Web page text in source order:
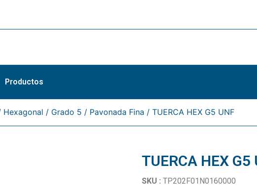
Productos
Hexagonal / Grado 5 / Pavonada Fina / TUERCA HEX G5 UNF
TUERCA HEX G5
SKU : TP202F01N0160000